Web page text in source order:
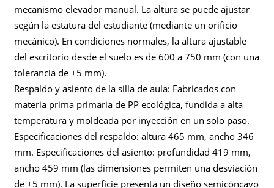
mecanismo elevador manual. La altura se puede ajustar
según la estatura del estudiante (mediante un orificio
mecánico). En condiciones normales, la altura ajustable
del escritorio desde el suelo es de 600 a 750 mm (con una
tolerancia de ±5 mm).
Respaldo y asiento de la silla de aula: Fabricados con
materia prima primaria de PP ecológica, fundida a alta
temperatura y moldeada por inyección en un solo paso.
Especificaciones del respaldo: altura 465 mm, ancho 346
mm. Especificaciones del asiento: profundidad 419 mm,
ancho 459 mm (las dimensiones permiten una desviación
de ±5 mm). La superficie presenta un diseño semicóncavo